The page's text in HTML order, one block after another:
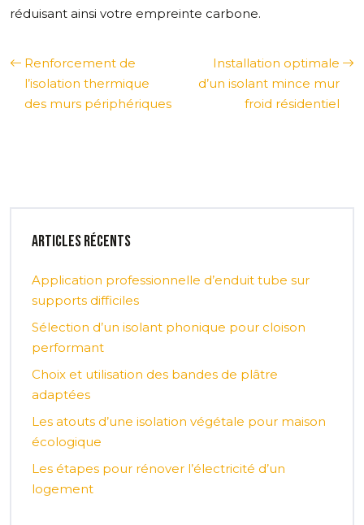
réduisant ainsi votre empreinte carbone.
Renforcement de
l’isolation thermique
des murs périphériques
Installation optimale
d’un isolant mince mur
froid résidentiel
Articles récents
Application professionnelle d’enduit tube sur
supports difficiles
Sélection d’un isolant phonique pour cloison
performant
Choix et utilisation des bandes de plâtre
adaptées
Les atouts d’une isolation végétale pour maison
écologique
Les étapes pour rénover l’électricité d’un
logement